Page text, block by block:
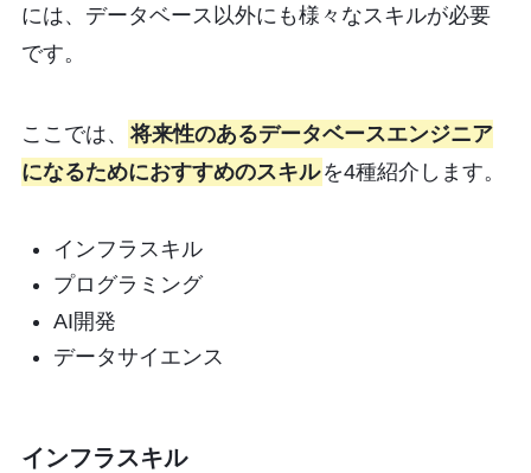
には、データベース以外にも様々なスキルが必要
です。
ここでは、
将来性のあるデータベースエンジニア
になるためにおすすめのスキル を4種紹介します。
インフラスキル
プログラミング
AI開発
データサイエンス
インフラスキル